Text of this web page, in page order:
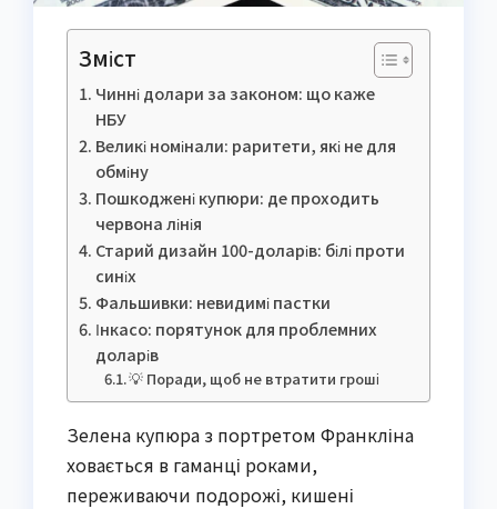
Зміст
Чинні долари за законом: що каже
НБУ
Великі номінали: раритети, які не для
обміну
Пошкоджені купюри: де проходить
червона лінія
Старий дизайн 100-доларів: білі проти
синіх
Фальшивки: невидимі пастки
Інкасо: порятунок для проблемних
доларів
💡 Поради, щоб не втратити гроші
Зелена купюра з портретом Франкліна
ховається в гаманці роками,
переживаючи подорожі, кишені